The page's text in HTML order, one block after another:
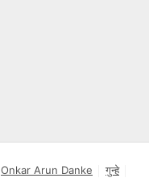
Onkar Arun Danke
गुन्हे